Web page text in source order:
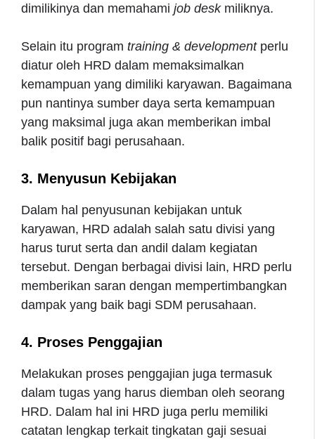
dimilikinya dan memahami job desk miliknya.
Selain itu program training & development perlu
diatur oleh HRD dalam memaksimalkan
kemampuan yang dimiliki karyawan. Bagaimana
pun nantinya sumber daya serta kemampuan
yang maksimal juga akan memberikan imbal
balik positif bagi perusahaan.
3. Menyusun Kebijakan
Dalam hal penyusunan kebijakan untuk
karyawan, HRD adalah salah satu divisi yang
harus turut serta dan andil dalam kegiatan
tersebut. Dengan berbagai divisi lain, HRD perlu
memberikan saran dengan mempertimbangkan
dampak yang baik bagi SDM perusahaan.
4. Proses Penggajian
Melakukan proses penggajian juga termasuk
dalam tugas yang harus diemban oleh seorang
HRD. Dalam hal ini HRD juga perlu memiliki
catatan lengkap terkait tingkatan gaji sesuai